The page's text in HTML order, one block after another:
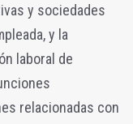
y sociedades
y la
laboral de
relacionadas con